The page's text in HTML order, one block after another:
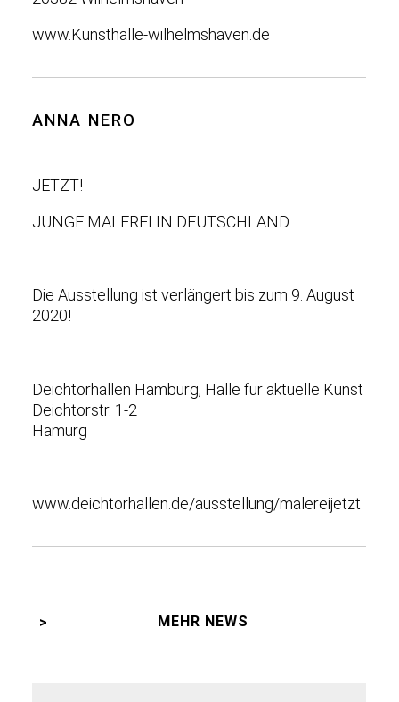
www.Kunsthalle-wilhelmshaven.de
ANNA NERO
JETZT!
JUNGE MALEREI IN DEUTSCHLAND
Die Ausstellung ist verlängert bis zum 9. August
2020!
Deichtorhallen Hamburg, Halle für aktuelle Kunst
Deichtorstr. 1-2
Hamurg
www.deichtorhallen.de/ausstellung/malereijetzt
MEHR NEWS